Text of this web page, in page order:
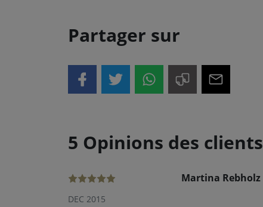
Partager sur
5 Opinions des clients
DEC 2015
Martina Rebholz